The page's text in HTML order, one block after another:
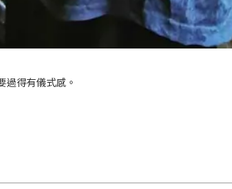
得有儀式感。